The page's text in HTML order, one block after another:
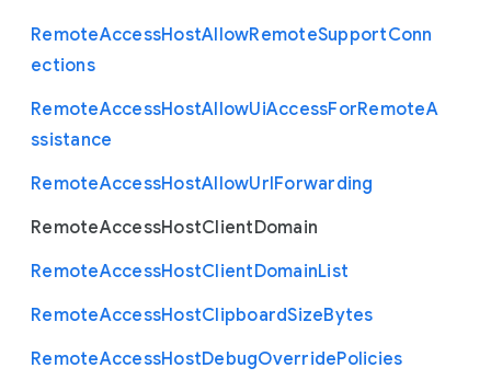
RemoteAccessHostAllowRemoteSupportConn
ections
RemoteAccessHostAllowUiAccessForRemoteA
ssistance
RemoteAccessHostAllowUrlForwarding
RemoteAccessHostClientDomain
RemoteAccessHostClientDomainList
RemoteAccessHostClipboardSizeBytes
RemoteAccessHostDebugOverridePolicies